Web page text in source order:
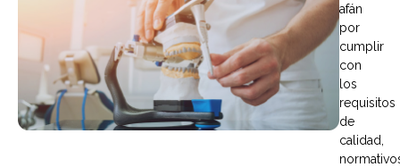
afán
por
cumplir
con
los
requisitos
de
calidad,